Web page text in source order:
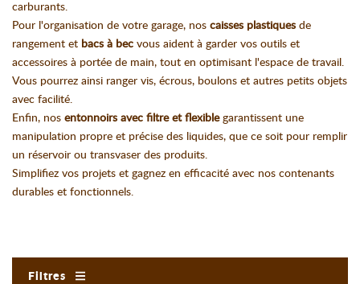
carburants.
Pour l'organisation de votre garage, nos caisses plastiques de
rangement et bacs à bec vous aident à garder vos outils et
accessoires à portée de main, tout en optimisant l'espace de travail.
Vous pourrez ainsi ranger vis, écrous, boulons et autres petits objets
avec facilité.
Enfin, nos entonnoirs avec filtre et flexiblegarantissent une
manipulation propre et précise des liquides, que ce soit pour remplir
un réservoir ou transvaser des produits.
Simplifiez vos projets et gagnez en efficacité avec nos contenants
durables et fonctionnels.
Filtres